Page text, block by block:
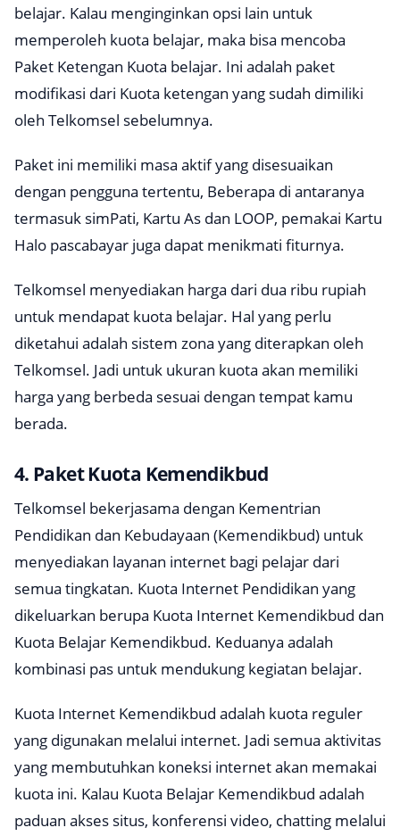
belajar. Kalau menginginkan opsi lain untuk
memperoleh kuota belajar, maka bisa mencoba
Paket Ketengan Kuota belajar. Ini adalah paket
modifikasi dari Kuota ketengan yang sudah dimiliki
oleh Telkomsel sebelumnya.
Paket ini memiliki masa aktif yang disesuaikan
dengan pengguna tertentu, Beberapa di antaranya
termasuk simPati, Kartu As dan LOOP, pemakai Kartu
Halo pascabayar juga dapat menikmati fiturnya.
Telkomsel menyediakan harga dari dua ribu rupiah
untuk mendapat kuota belajar. Hal yang perlu
diketahui adalah sistem zona yang diterapkan oleh
Telkomsel. Jadi untuk ukuran kuota akan memiliki
harga yang berbeda sesuai dengan tempat kamu
berada.
4. Paket Kuota Kemendikbud
Telkomsel bekerjasama dengan Kementrian
Pendidikan dan Kebudayaan (Kemendikbud) untuk
menyediakan layanan internet bagi pelajar dari
semua tingkatan. Kuota Internet Pendidikan yang
dikeluarkan berupa Kuota Internet Kemendikbud dan
Kuota Belajar Kemendikbud. Keduanya adalah
kombinasi pas untuk mendukung kegiatan belajar.
Kuota Internet Kemendikbud adalah kuota reguler
yang digunakan melalui internet. Jadi semua aktivitas
yang membutuhkan koneksi internet akan memakai
kuota ini. Kalau Kuota Belajar Kemendikbud adalah
paduan akses situs, konferensi video, chatting melalui